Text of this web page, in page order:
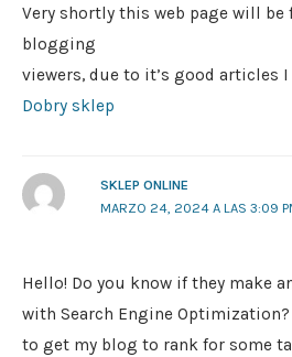
Very shortly this web page will be
blogging
viewers, due to it’s good articles
Dobry sklep
SKLEP ONLINE
MARZO 24, 2024 A LAS 3:09
Hello! Do you know if they make
with Search Engine
to get my blog to rank for some